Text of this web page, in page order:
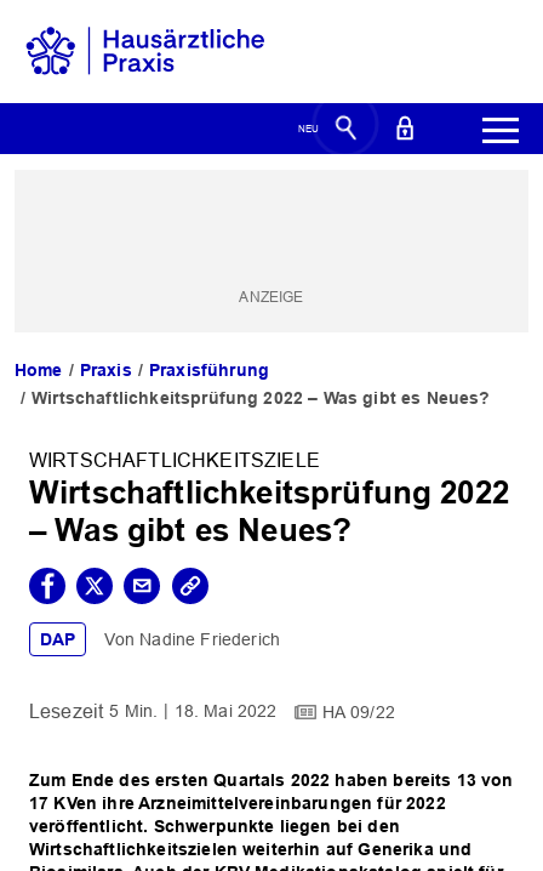
Home Praxis
Praxisführung
Wirtschaftlichkeitsprüfung 2022 – Was gibt es Neues?
WIRTSCHAFTLICHKEITSZIELE
Wirtschaftlichkeitsprüfung 2022
– Was gibt es Neues?
DAP Nadine Friederich
5 Min. 18. Mai 2022 HA 09/22
Zum Ende des ersten Quartals 2022 haben bereits 13 von
17 KVen ihre Arzneimittelvereinbarungen für 2022
veröffentlicht. Schwerpunkte liegen bei den
Wirtschaftlichkeitszielen weiterhin auf Generika und